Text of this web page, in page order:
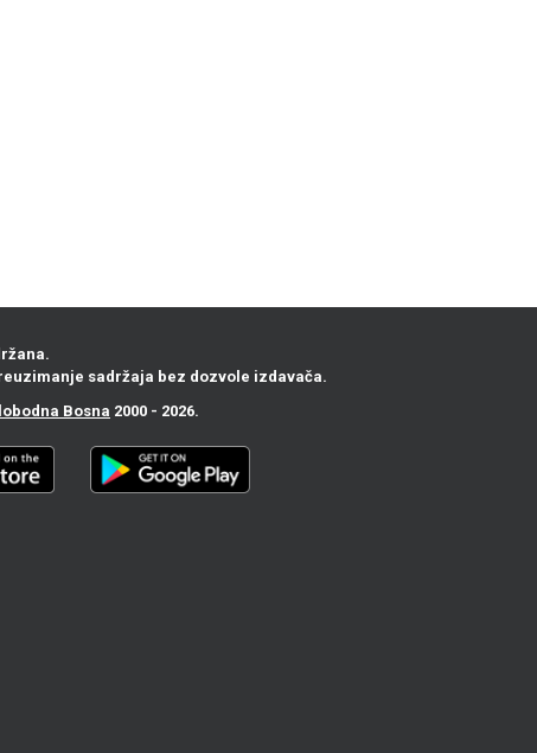
sadržaja bez dozvole izdavača.
Bosna 2000 - 2026.